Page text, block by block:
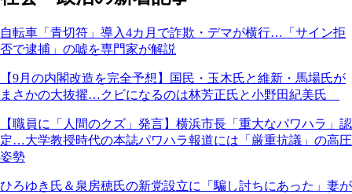
自転車「青切符」導入4カ月で詐欺・デマが横行…「サイン拒
否で逮捕」の嘘を専門家が解説
【9月の内閣改造を完全予想】国民・玉木氏と維新・馬場氏が
まさかの大抜擢…クビになるのは林芳正氏と小野田紀美氏
【職員に「人間のクズ」発言】横浜市長「重大なパワハラ」認
定…大学教授時代の本誌パワハラ報道には「厳重抗議」の高圧
姿勢
ひろゆき氏＆泉房穂氏の新党設立に「騙し討ちにあった」妻が